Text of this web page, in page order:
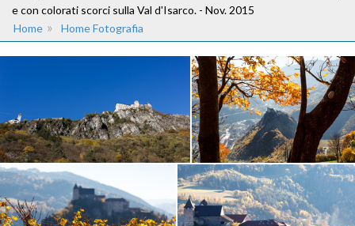
e con colorati scorci sulla Val d'Isarco. - Nov. 2015
Home » Home Fotografia